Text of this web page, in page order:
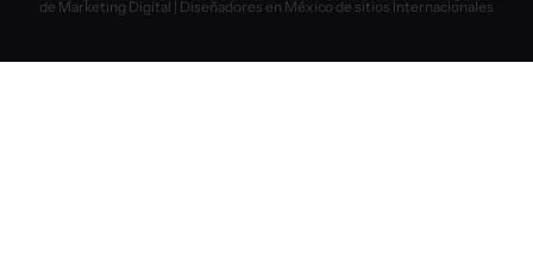
de Marketing Digital | Diseñadores en México de sitios Internacionales